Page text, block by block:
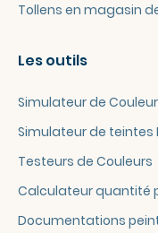
Tollens en magasin
Les outils
Simulateur de
Simulateur de teintes
Testeurs de Couleurs
Calculateur quantité
Documentations